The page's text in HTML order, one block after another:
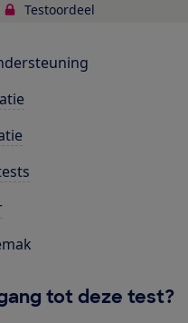
Testoordeel
tot deze test?